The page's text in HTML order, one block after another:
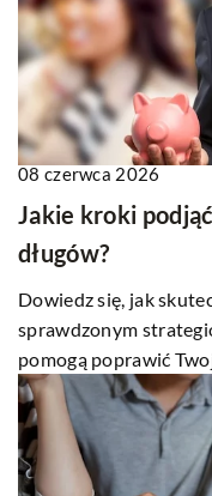
08 czerwca 2026
Jakie kroki
długów?
Dowiedz się, jak
sprawdzonym
pomogą poprawić